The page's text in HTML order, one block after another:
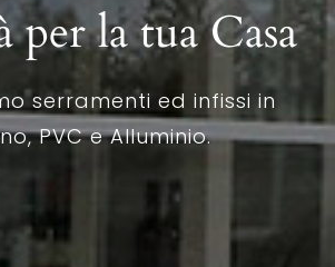
per la tua Casa
serramenti ed infissi in
PVC e Alluminio.